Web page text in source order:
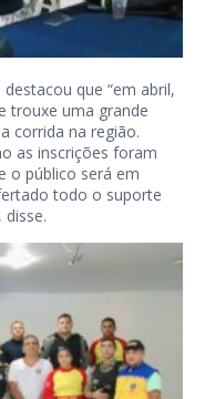
que “em abril,
trouxe uma grande
corrida na região.
as inscrições foram
o público será em
todo o suporte